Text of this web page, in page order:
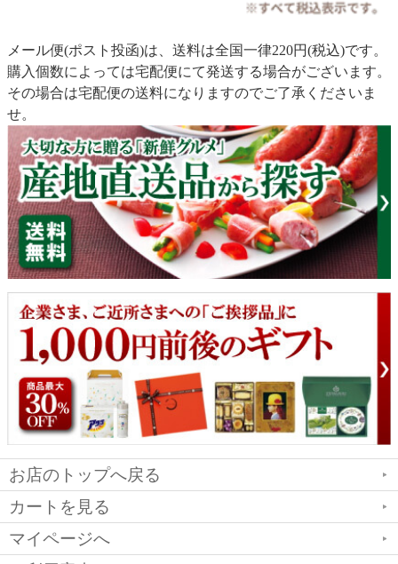
メール便(ポスト投函)は、送料は全国一律220円(税込)です。
購入個数によっては宅配便にて発送する場合がございます。
その場合は宅配便の送料になりますのでご了承くださいま
せ。
お店のトップへ戻る
カートを見る
マイページへ